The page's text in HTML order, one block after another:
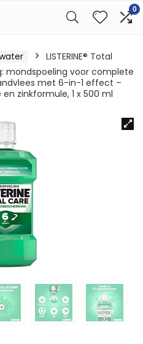
0
LISTERINE® Total
mondspoeling voor complete
met 6-in-1 effect –
zinkformule, 1 x 500 ml